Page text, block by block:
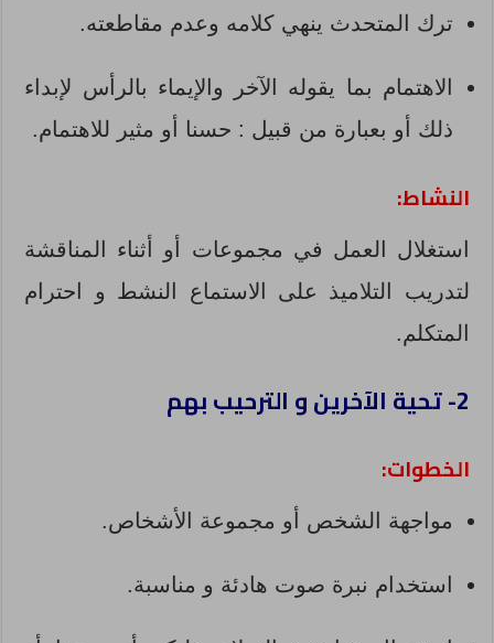
ترك المتحدث ينهي كلامه وعدم مقاطعته.
الاهتمام بما يقوله الآخر والإيماء بالرأس لإبداء
ذلك أو بعبارة من قبيل : حسنا أو مثير للاهتمام.
النشاط:
استغلال العمل في مجموعات أو أثناء المناقشة
لتدريب التلاميذ على الاستماع النشط و احترام
المتكلم.
2- تحية الآخرين و الترحيب بهم
الخطوات:
مواجهة الشخص أو مجموعة الأشخاص.
استخدام نبرة صوت هادئة و مناسبة.